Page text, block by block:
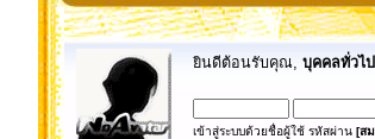
ยินดีต้อนรับคุณ, บุคคลทั่วไป
เข้าสู่ระบบด้วยชื่อผู้ใช้ รหัสผ่าน [ส